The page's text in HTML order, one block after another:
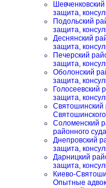
защита,
Подольский
защита,
Деснянский
защита,
Печерский
защита,
Оболонский
защита,
Голосеевский
защита,
Святошинский
Соломенский
районного суда
Днепровский
защита,
Дарницкий
защита,
Киево-
Опытные